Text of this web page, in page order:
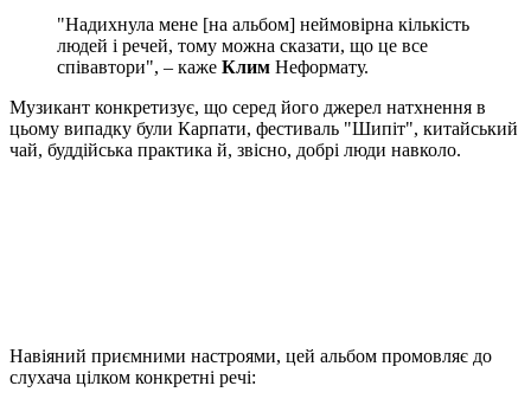
"Надихнула мене [на альбом] неймовірна кількість
людей і речей, тому можна сказати, що це все
співавтори", – каже Клим Неформату.
Музикант конкретизує, що серед його джерел натхнення в
цьому випадку були Карпати, фестиваль "Шипіт", китайський
чай, буддійська практика й, звісно, добрі люди навколо.
Навіяний приємними настроями, цей альбом промовляє до
слухача цілком конкретні речі: